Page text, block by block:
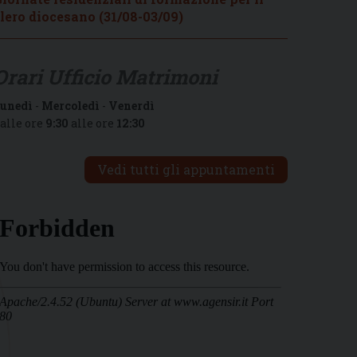
diocesano (31/08-03/09)
- Mercoledì - Venerdì
ore 9:30 alle ore 12:30
Vedi tutti gli appuntamenti